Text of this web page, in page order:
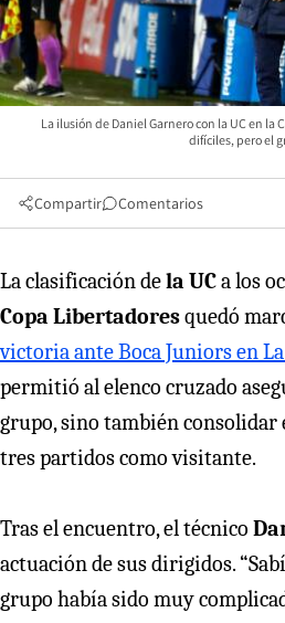
La ilusión de Daniel Garnero con la UC en
difíciles, pero el
Compartir Comentarios
La clasificación dela UCa los
Copa Libertadoresquedó
victoria ante Boca Juniors en
permitió al elenco cruzado
grupo, sino también consolidar
tres partidos como visitante.
Tras el encuentro, el técnico
actuación de sus dirigidos.
grupo había sido muy